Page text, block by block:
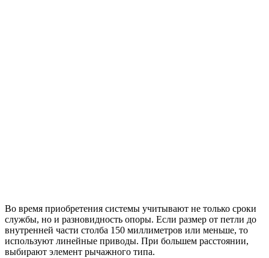
Во время приобретения системы учитывают не только сроки
службы, но и разновидность опоры. Если размер от петли до
внутренней части столба 150 миллиметров или меньше, то
используют линейные приводы. При большем расстоянии,
выбирают элемент рычажного типа.